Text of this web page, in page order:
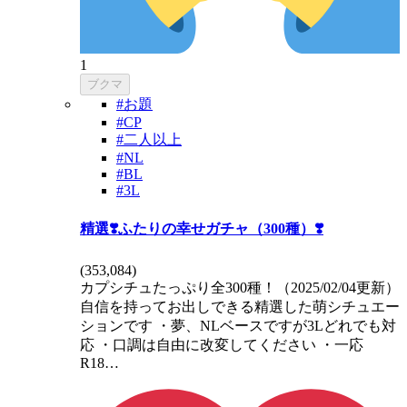
1
ブクマ
#お題
#CP
#二人以上
#NL
#BL
#3L
精選❣️ふたりの幸せガチャ（300種）❣️
(353,084)
カプシチュたっぷり全300種！（2025/02/04更新）
自信を持ってお出しできる精選した萌シチュエー
ションです ・夢、NLベースですが3Lどれでも対
応 ・口調は自由に改変してください ・一応
R18…